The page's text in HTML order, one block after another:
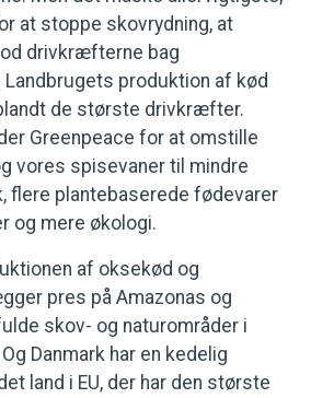
at stoppe skovrydning, at
drivkræfterne bag
Landbrugets produktion af kød
de største drivkræfter.
Greenpeace for at omstille
vores spisevaner til mindre
flere plantebaserede fødevarer
og mere økologi.
af oksekød og
pres på Amazonas og
skov- og naturområder i
Danmark har en kedelig
land i EU, der har den største